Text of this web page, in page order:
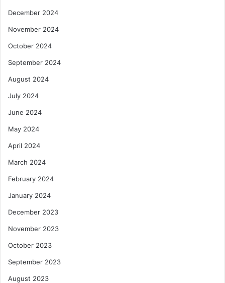
December 2024
November 2024
October 2024
September 2024
August 2024
July 2024
June 2024
May 2024
April 2024
March 2024
February 2024
January 2024
December 2023
November 2023
October 2023
September 2023
August 2023